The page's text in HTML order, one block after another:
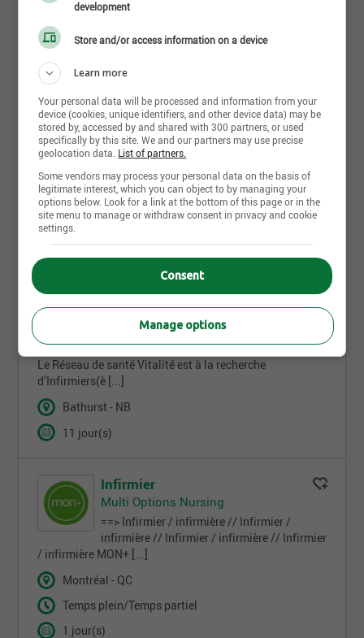
Infirmier praticien ou
infirmière praticienne
Réseau de santé Vitalité
Le Réseau de santé Vitalité est à la recherche d’infirmiè
[...]
Bathurst - NB
2 semaines
Infirmier auxiliaire autorisé /
infirmière auxiliaire autorisée
Réseau de santé Vitalité
Le Réseau de santé Vitalité est à la recherche
d’Infirmiers(è [...]
Bathurst - NB
11 jour(s)
Infirmier
Multi Options Nursing
==> Infirmier / infirmière // Infirmier /
infirmière // Infirmier / infirmière // Infirmier
/ infirmière MON+ [...]
Montréal - QC
Temps plein/Temps partiel
1 jour(s)
development
Store and/or access information on a device
Learn more
Your personal data will be processed and information from your
device (cookies, unique identifiers, and other device data) may be
stored by, accessed by and shared with 300 partners, or used
specifically by this site. We and our partners may use precise
geolocation data. List of partners.
Some vendors may process your personal data on the basis of
legitimate interest, which you can object to by managing your
options below. Look for a link at the bottom of this page or in the
site menu to manage or withdraw consent in privacy and cookie
settings.
Consent
Manage options